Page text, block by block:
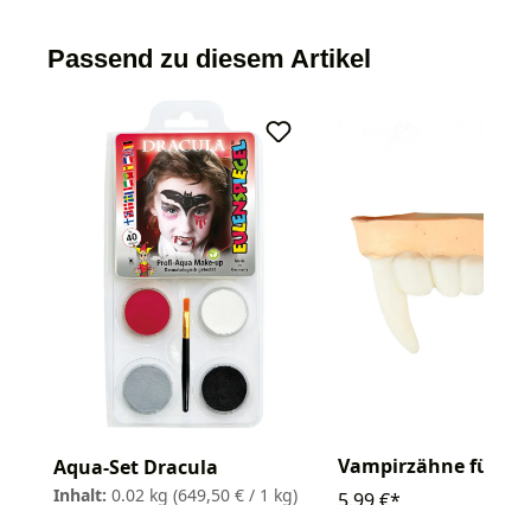
Passend zu diesem Artikel
Aqua-Set Dracula
Inhalt: 0.02 kg (649,50 € / 1 kg)
Vampirzähne für